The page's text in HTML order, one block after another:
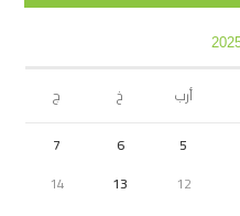
أرب خ
ج
5
6
7
12
13
14